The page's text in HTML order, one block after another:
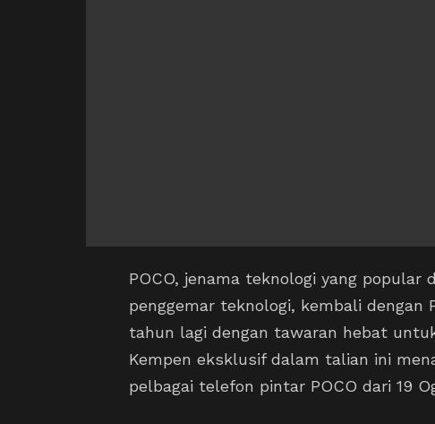
POCO, jenama teknologi yang popular
penggemar teknologi, kembali dengan
tahun lagi dengan tawaran hebat
Kempen eksklusif dalam talian ini
pelbagai telefon pintar POCO dari 19